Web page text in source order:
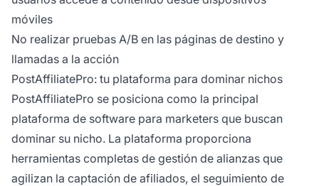
móviles
No realizar pruebas A/B en las páginas de destino y
llamadas a la acción
PostAffiliatePro: tu plataforma para dominar nichos
PostAffiliatePro se posiciona como la principal
plataforma de software para marketers que buscan
dominar su nicho. La plataforma proporciona
herramientas completas de gestión de alianzas que
agilizan la captación de afiliados, el seguimiento de